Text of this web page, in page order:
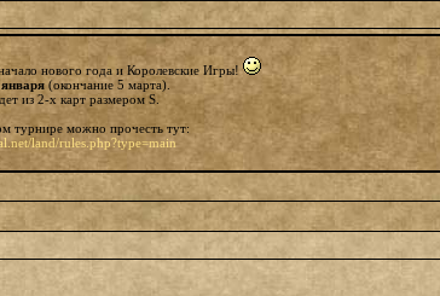
нового года и Королевские Игры!
(окончание 5 марта).
из 2-х карт размером S.
турнире можно прочесть тут:
land/rules.php?type=main